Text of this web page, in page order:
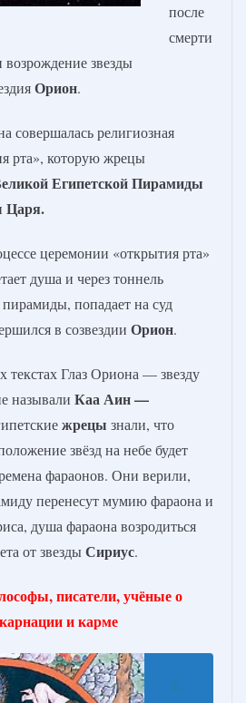
после
смерти
звезды
Орион.
совершалась религиозная
рта», которую жрецы
Египетской Пирамиды
Царя.
церемонии «открытия рта»
душа и через тоннель
попадает на суд
в созвездии Орион.
текстах Глаз Ориона — звезду
называли Каа Аин —
жрецы знали, что
звёзд на небе будет
фараонов. Они верили,
перенесут мумию фараона и
душа фараона возродиться
от звездыСириус.
писатели, учёные о
и карме